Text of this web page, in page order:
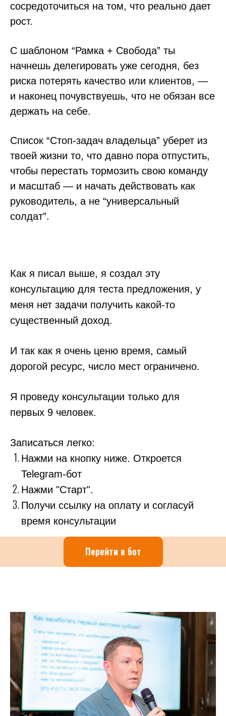
сосредоточиться на том, что реально дает
рост.
С шаблоном “Рамка + Свобода” ты
начнешь делегировать уже сегодня, без
риска потерять качество или клиентов, —
и наконец почувствуешь, что не обязан все
держать на себе.
Список “Стоп-задач владельца” уберет из
твоей жизни то, что давно пора отпустить,
чтобы перестать тормозить свою команду
и масштаб — и начать действовать как
руководитель, а не “универсальный
солдат”.
Как я писал выше, я создал эту
консультацию для теста предложения, у
меня нет задачи получить какой-то
существенный доход.
И так как я очень ценю время, самый
дорогой ресурс, число мест ограничено.
Я проведу консультации только для
первых 9 человек.
Записаться легко:
Нажми на кнопку ниже. Откроется
Telegram-бот
Нажми "Старт".
Получи ссылку на оплату и согласуй
время консультации
Перейти в бот